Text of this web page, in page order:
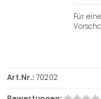
Für
Art.Nr.: 70202